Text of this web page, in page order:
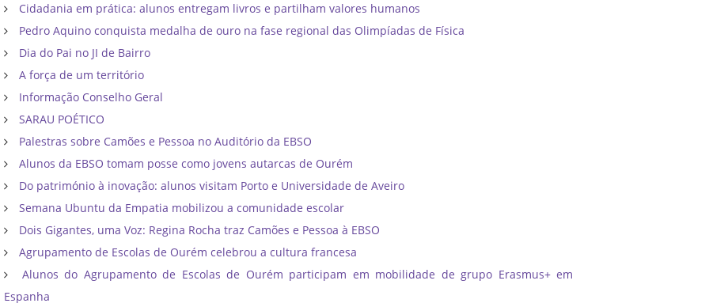
Cidadania em prática: alunos entregam livros e partilham valores humanos
Pedro Aquino conquista medalha de ouro na fase regional das Olimpíadas de Física
Dia do Pai no JI de Bairro
A força de um território
Informação Conselho Geral
SARAU POÉTICO
Palestras sobre Camões e Pessoa no Auditório da EBSO
Alunos da EBSO tomam posse como jovens autarcas de Ourém
Do património à inovação: alunos visitam Porto e Universidade de Aveiro
Semana Ubuntu da Empatia mobilizou a comunidade escolar
Dois Gigantes, uma Voz: Regina Rocha traz Camões e Pessoa à EBSO
Agrupamento de Escolas de Ourém celebrou a cultura francesa
Alunos do Agrupamento de Escolas de Ourém participam em mobilidade de grupo Erasmus+ em
Espanha